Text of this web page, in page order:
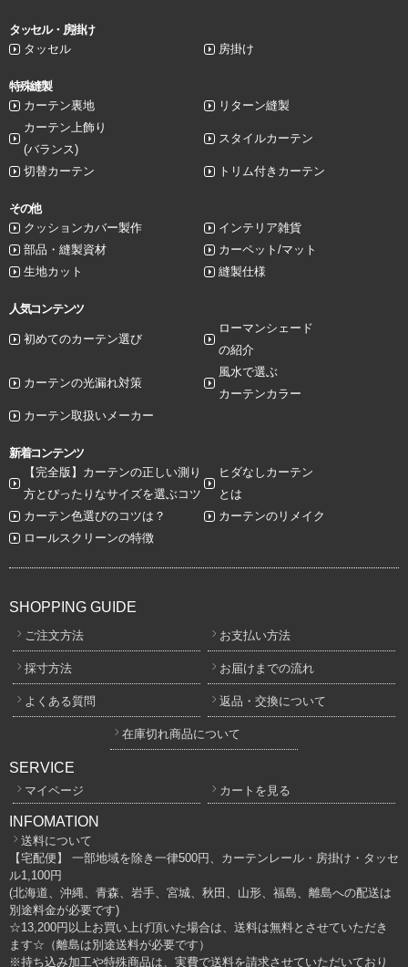
タッセル・房掛け
タッセル
房掛け
特殊縫製
カーテン裏地
リターン縫製
カーテン上飾り
(バランス)
スタイルカーテン
切替カーテン トリム付きカーテン
その他
クッションカバー製作
インテリア雑貨
部品・縫製資材
カーペット/マット
生地カット
縫製仕様
人気コンテンツ
初めてのカーテン選び
ローマンシェード
の紹介
カーテンの光漏れ対策
風水で選ぶ
カーテンカラー
カーテン取扱いメーカー
新着コンテンツ
【完全版】カーテンの正しい測り
方とぴったりなサイズを選ぶコツ
ヒダなしカーテン
とは
カーテン色選びのコツは？
カーテンのリメイク
ロールスクリーンの特徴
SHOPPING GUIDE
ご注文方法 お支払い方法
採寸方法 お届けまでの流れ
よくある質問 返品・交換について
在庫切れ商品について
SERVICE
マイページ カートを見る
INFOMATION
送料について
【宅配便】 一部地域を除き一律500円、カーテンレール・房掛け・タッセ
ル1,100円
(北海道、沖縄、青森、岩手、宮城、秋田、山形、福島、離島への配送は
別途料金が必要です)
☆13,200円以上お買い上げ頂いた場合は、送料は無料とさせていただき
ます☆（離島は別途送料が必要です）
※持ち込み加工や特殊商品は、実費で送料を請求させていただいており